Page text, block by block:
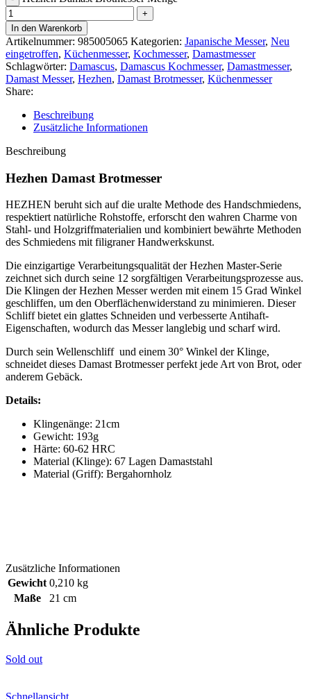
In den Warenkorb
Artikelnummer: 985005065 Kategorien: Japanische Messer, Neu
eingetroffen, Küchenmesser, Kochmesser, Damastmesser
Schlagwörter: Damascus, Damascus Kochmesser, Damastmesser,
Damast Messer, Hezhen, Damast Brotmesser, Küchenmesser
Share:
Beschreibung
Zusätzliche Informationen
Beschreibung
Hezhen Damast Brotmesser
HEZHEN beruht sich auf die uralte Methode des Handschmiedens,
respektiert natürliche Rohstoffe, erforscht den wahren Charme von
Stahl- und Holzgriffmaterialien und kombiniert bewährte Methoden
des Schmiedens mit filigraner Handwerkskunst.
Die einzigartige Verarbeitungsqualität der Hezhen Master-Serie
zeichnet sich durch seine 12 sorgfältigen Verarbeitungsprozesse aus.
Die Klingen der Hezhen Messer werden mit einem 15 Grad Winkel
geschliffen, um den Oberflächenwiderstand zu minimieren. Dieser
Schliff bietet ein glattes Schneiden und verbesserte Antihaft-
Eigenschaften, wodurch das Messer langlebig und scharf wird.
Durch sein Wellenschliff und einem 30° Winkel der Klinge,
schneidet dieses Damast Brotmesser perfekt jede Art von Brot, oder
anderem Gebäck.
Details:
Klingenänge: 21cm
Gewicht: 193g
Härte: 60-62 HRC
Material (Klinge): 67 Lagen Damaststahl
Material (Griff): Bergahornholz
Zusätzliche Informationen
Gewicht 0,210 kg
Maße
21 cm
Ähnliche Produkte
Sold out